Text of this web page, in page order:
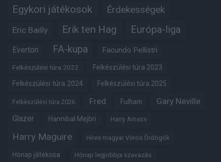
Egykori játékosok Érdekességek
Eric Bailly Erik ten Hag Európa-liga
Everton FA-kupa Facundo Pellistri
Felkészülési túra 2022 Felkészülési túra 2023
Felkészülési túra 2024 Felkészülési túra 2025
Felkészülési túra 2026 Fred Fulham Gary Neville
Glazer Hannibal Mejbri Harry Amass
Harry Maguire Híres magyar Vörös Ördögök
Hónap játékosa Hónap legjobbja szavazás